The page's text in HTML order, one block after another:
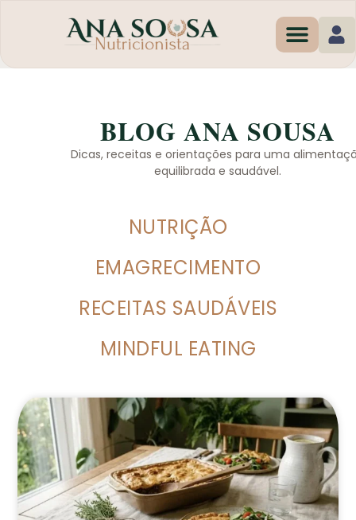
BLOG ANA SOUSA
Dicas, receitas e orientações para uma
equilibrada e saudável.
NUTRIÇÃO
EMAGRECIMENTO
RECEITAS SAUDÁVEIS
MINDFUL EATING